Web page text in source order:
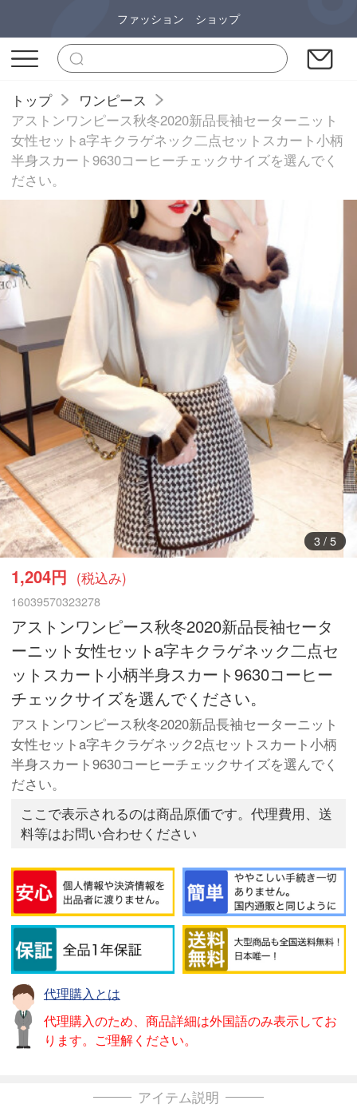
ファッション ショップ
トップ
ワンピース
アストンワンピース秋冬2020新品長袖セーターニット
女性セットa字キクラゲネック二点セットスカート小柄
半身スカート9630コーヒーチェックサイズを選んでく
ださい。
3/ 5
1,204円 (税込み)
16039570323278
アストンワンピース秋冬2020新品長袖セータ
ーニット女性セットa字キクラゲネック二点セ
ットスカート小柄半身スカート9630コーヒー
チェックサイズを選んでください。
アストンワンピース秋冬2020新品長袖セーターニット
女性セットa字キクラゲネック2点セットスカート小柄
半身スカート9630コーヒーチェックサイズを選んでく
ださい。
ここで表示されるのは商品原価です。代理費用、送
料等はお問い合わせください
代理購入とは
代理購入のため、商品詳細は外国語のみ表示してお
ります。ご理解ください。
アイテム説明